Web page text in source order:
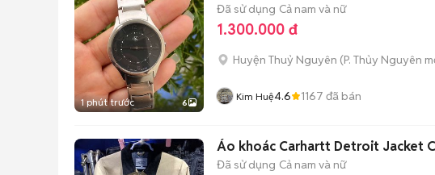
1 phút trước 6
Đã sử dụng Cả nam và nữ
1.300.000 đ
Huyện Thuỷ Nguyên (P. Thủy Nguyên
Kim Huệ4.6 1167 đã bán
Áo khoác Carhartt Detroit Jacket
Đã sử dụng Cả nam và nữ